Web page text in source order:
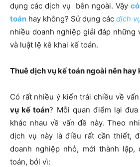
dụng các dịch vụ bên ngoài. Vậy
toán hay không? Sử dụng các dịch
nhiều doanh nghiệp giải đáp những
và luật lệ kê khai kế toán.
Thuê dịch vụ kế toán ngoài nên hay
Có rất nhiều ý kiến trái chiều về vấn
vụ kế toán? Mỗi quan điểm lại
khác nhau về vấn đề này. Theo
dịch vụ này là điều rất cần thiết,
doanh nghiệp nhỏ, mới thành lập,
toán, bởi vì: